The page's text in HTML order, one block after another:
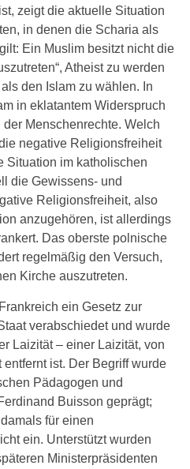
zeigt die aktuelle Situation
in denen die Scharia als
Ein Muslim besitzt nicht die
Atheist zu werden
den Islam zu wählen. In
in eklatantem Widerspruch
Menschenrechte. Welch
negative Religionsfreiheit
Situation im katholischen
die Gewissens- und
Religionsfreiheit, also
anzugehören, ist allerdings
Das oberste polnische
regelmäßig den Versuch,
Kirche auszutreten.
ein Gesetz zur
verabschiedet und wurde
Laizität – einer Laizität, von
ist. Der Begriff wurde
Pädagogen und
Buisson geprägt;
für einen
ein. Unterstützt wurden
Ministerpräsidenten